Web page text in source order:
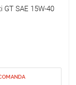
GT SAE 15W-40